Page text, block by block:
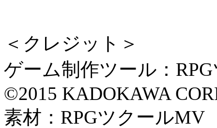
＜クレジット＞
ゲーム制作ツール：
©2015 KADOKAWA
素材：RPGツクールMV